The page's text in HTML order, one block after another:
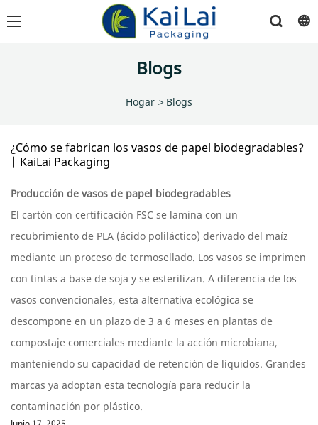
Blogs
Hogar > Blogs
¿Cómo se fabrican los vasos de papel biodegradables?
| KaiLai Packaging
Producción de vasos de papel biodegradables
El cartón con certificación FSC se lamina con un
recubrimiento de PLA (ácido poliláctico) derivado del maíz
mediante un proceso de termosellado. Los vasos se imprimen
con tintas a base de soja y se esterilizan. A diferencia de los
vasos convencionales, esta alternativa ecológica se
descompone en un plazo de 3 a 6 meses en plantas de
compostaje comerciales mediante la acción microbiana,
manteniendo su capacidad de retención de líquidos. Grandes
marcas ya adoptan esta tecnología para reducir la
contaminación por plástico.